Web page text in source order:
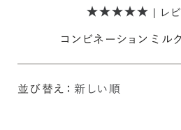
| レ
コンビネーション ミル
並び替え：